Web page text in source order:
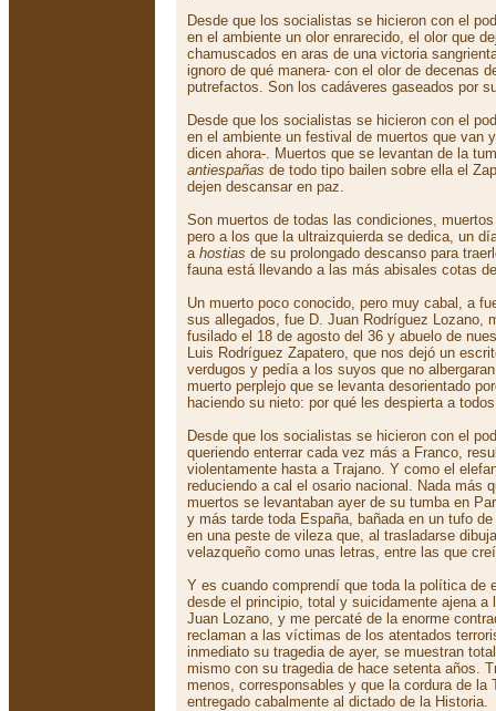
Desde que los socialistas se hicieron con el
en el ambiente un olor enrarecido, el olor que
chamuscados en aras de una victoria
ignoro de qué manera- con el olor de decenas
putrefactos. Son los cadáveres gaseados por
Desde que los socialistas se hicieron con el
en el ambiente un festival de muertos que van
dicen ahora-. Muertos que se levantan de la
antiespañas de todo tipo bailen sobre ella el
dejen descansar en paz.
Son muertos de todas las condiciones,
pero a los que la ultraizquierda se dedica, un
a hostias de su prolongado descanso para
fauna está llevando a las más abisales cotas
Un muerto poco conocido, pero muy cabal, a
sus allegados, fue D. Juan Rodríguez Lozano,
fusilado el 18 de agosto del 36 y abuelo de
Luis Rodríguez Zapatero, que nos dejó un
verdugos y pedía a los suyos que no
muerto perplejo que se levanta desorientado
haciendo su nieto: por qué les despierta a
Desde que los socialistas se hicieron con el
queriendo enterrar cada vez más a Franco,
violentamente hasta a Trajano. Y como el
reduciendo a cal el osario nacional. Nada más
muertos se levantaban ayer de su tumba en
y más tarde toda España, bañada en un tufo
en una peste de vileza que, al trasladarse
velazqueño como unas letras, entre las que
Y es cuando comprendí que toda la política de
desde el principio, total y suicidamente ajena a
Juan Lozano, y me percaté de la enorme
reclaman a las víctimas de los atentados
inmediato su tragedia de ayer, se muestran
mismo con su tragedia de hace setenta años.
menos, corresponsables y que la cordura de la
entregado cabalmente al dictado de la Historia.